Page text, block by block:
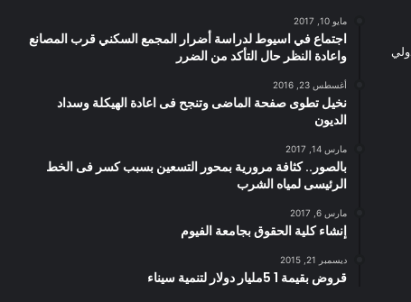
مايو 10, 2017
اجتماع في اسيوط لدراسة أضرار المجمع السكني قرب المصانع
واعادة النظر حال التأكد من الضرر
أغسطس 23, 2016
نخيل تطوى صفحة الماضى وتنجح فى اعادة الهيكلة وسداد
الديون
مارس 14, 2017
بالصور.. كثافة مرورية بمحور التسعين بسبب كسر فى الخط
الرئيسى لمياه الشرب
مارس 6, 2017
إنشاء كلية الحقوق بجامعة الفيوم
ديسمبر 21, 2015
قروض بقيمة 1 5مليار دولار لتنمية سيناء